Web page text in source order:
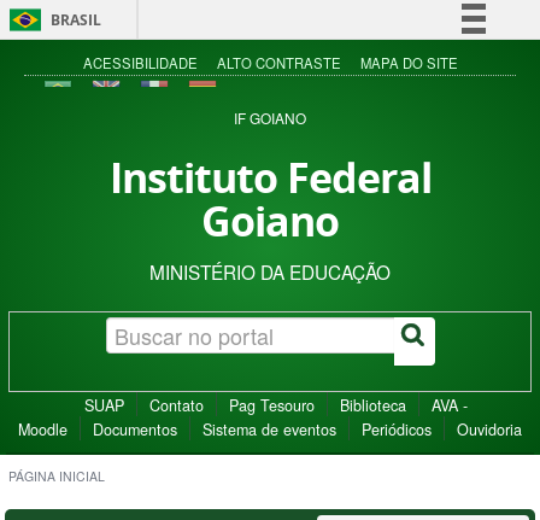
BRASIL
Simplifique!
Acesso à informação
ACESSIBILIDADE ALTO CONTRASTE MAPA DO SITE
IF GOIANO
Instituto Federal
Goiano
MINISTÉRIO DA EDUCAÇÃO
SUAP Contato Pag Tesouro Biblioteca
AVA -
Moodle
Documentos Sistema de eventos Periódicos Ouvidoria
PÁGINA INICIAL